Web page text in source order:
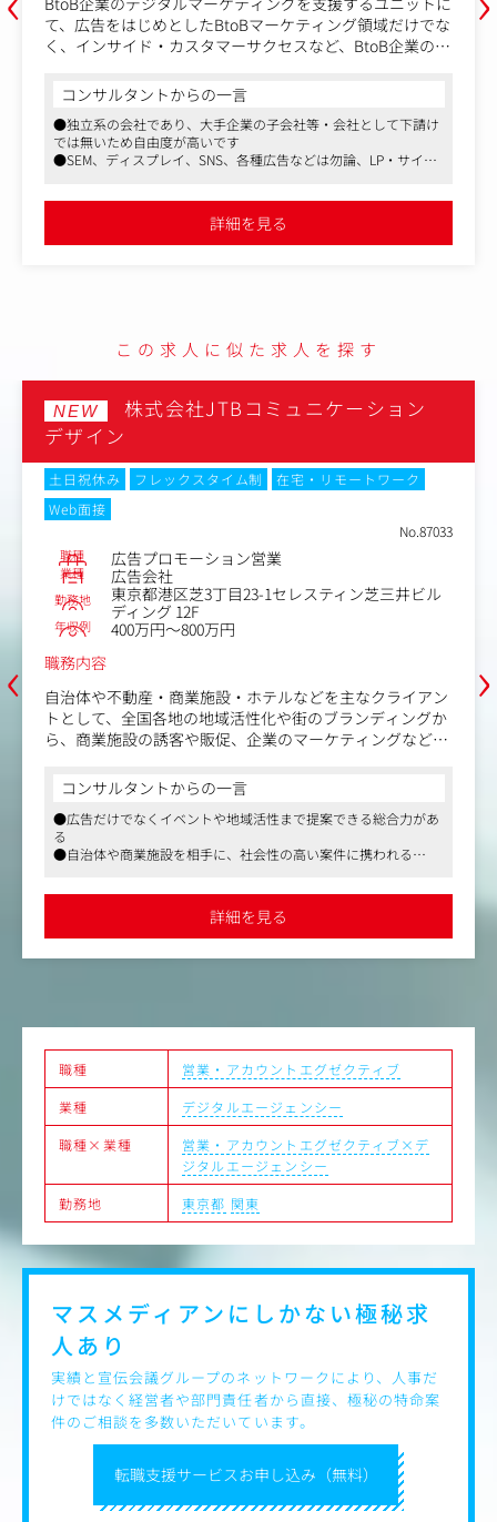
めとしたBtoBマーケティング領域だけでな
・カスタマーサクセスなど、BtoB企業の売
うお仕事です。
ンナーは、戦略立案から実行まで（営業フ
運用、分析、報告、提案など）一気通貫で
きます。
ケティングの課題のヒアリング
提案・・・BtoBマーケティングのノウハウ
走支援を行うケースもございます。）
シフトや新型コロナウイルスでの働き方の
てもマーケティングのデジタルシフトが加
々拡大傾向にあることから、BtoB特有の商
上で、マーケティングPDCAの実行経験を
は、今後成長するBtoBマーケティング市場
領域だけでなく、
ティング全体を俯瞰したBtoBマーケティン
力を身に着けることができ、市場価値の高
としてキャリアアップを目指すことが可能
トからの一言
あり、大手企業の子会社等・会社として下請け
由度が高いです
レイ、SNS、各種広告などは勿論、LP・サイト
、運用まで担当するので、やりがいも大きいで
・インターネッ
-Yahoo、
画立案、進行管
-ディレクター
●独立系の会社で
●SEM、ディスプ
この求人に似た求人を探す
‹
NEW
株式会社JTBコミュニケーション
デザイン
土日祝休み フレックスタイム制
在宅・リモートワーク
Web面接
No.87033
職種 広告プロモーション営業
業種 広告会社
勤務地
東京都港区芝3丁目23-1セレスティン芝三井ビル
ディング 12F
年収例
400万円～800万円
職務内容
自治体や不動産・商業施設・ホテルなどを主なクライアン
トとして、全国各地の地域活性化や街のブランディングか
ら、商業施設の誘客や販促、企業のマーケティングなどに
営業兼プロデューサーとして、クライアントが抱えている
あらゆる課題に対して、広告・プロモーションを中心とし
た総合的な企画提案やプロジェクト推進を担っていただき
ます。
・広告プロモーションの企画・実施
・効果検証および改善提案
【ポジションの魅力】
・観光に強みを持つJTBグループの総合広告代理店機能
・国内地域と関連する案件が多く、観光誘客プロモーショ
ンや地域活性事業に携わることができる
・自社のリソースとして、イベント・HRコンサルティング
など、広告プロモーションに捉われない解決手法を有して
いる
・担当クライアントだけに限らない、新規案件へのチャレ
ンジ機会多数
・フレキシブルな働き方（コアタイム無しのフレックス勤
【キャリアプラン】
広告事業のプロフェッショナルを目指すという一つのスペ
シャリストキャリアや、
イベント事業領域やHR領域の営業など、将来的に幅広いキ
ャリアパスが可能
（異動・出向によるキャリア形成、グループ内外において
コンサルタントからの一言
●広告だけでなくイベントや地域活性まで提案できる総合力があ
る
●自治体や商業施設を相手に、社会性の高い案件に携われる
詳細を見る
›
職種
営業・アカウントエグゼクティブ
業種
デジタルエージェンシー
職種×業種
営業・アカウントエグゼクティブ×デ
ジタルエージェンシー
勤務地
東京都 関東
転職支援サービスお申し込み（無料）
マスメディアンにしかない極秘求
人あり
実績と宣伝会議グループのネットワークにより、人事だ
けではなく経営者や部門責任者から直接、極秘の特命案
件のご相談を多数いただいています。